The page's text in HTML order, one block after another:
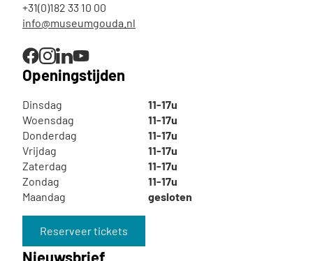
+31(0)182 33 10 00
info@museumgouda.nl
Openingstijden
Dinsdag
11-17u
Woensdag
11-17u
Donderdag
11-17u
Vrijdag
11-17u
Zaterdag
11-17u
Zondag
11-17u
Maandag
gesloten
Reserveer tickets
Nieuwsbrief